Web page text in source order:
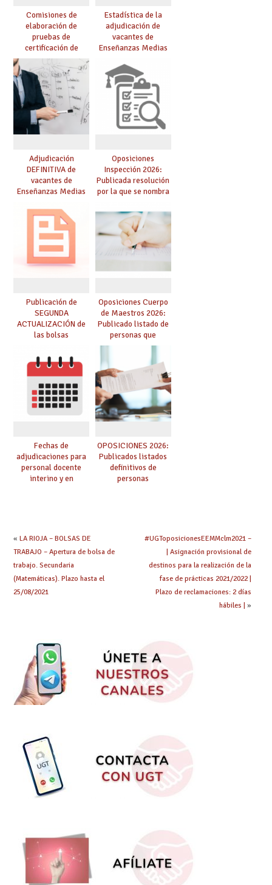
Comisiones de
elaboración de
pruebas de
certificación de
competencia
lingüística: publicada
resolución definitiva
Estadística de la
adjudicación de
vacantes de
Enseñanzas Medias
Adjudicación
DEFINITIVA de
vacantes de
Enseñanzas Medias
Oposiciones
Inspección 2026:
Publicada resolución
por la que se nombra
prácticas, se regulan
dichas prácticas y se
convoca acto público
de adjudicación
Publicación de
SEGUNDA
ACTUALIZACIÓN de
las bolsas
Cuerpo de Maestros
de especialidades
convocadas a
oposición
Oposiciones Cuerpo
de Maestros 2026:
Publicado listado de
personas que
adquieren nueva
especialidad
Fechas de
adjudicaciones para
personal docente
interino y en
OPOSICIONES 2026:
Publicados listados
definitivos de
personas
« LA RIOJA – BOLSAS DE
TRABAJO – Apertura de bolsa de
trabajo. Secundaria
(Matemáticas). Plazo hasta el
25/08/2021
#UGToposicionesEEMMclm2021 –
| Asignación provisional de
destinos para la realización de la
fase de prácticas 2021/2022 |
Plazo de reclamaciones: 2 días
hábiles | »